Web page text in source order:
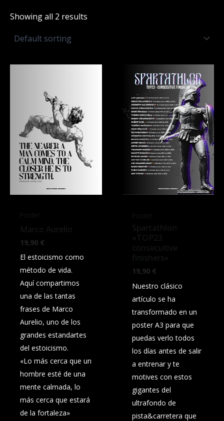
Showing all 2 results
19,90 €
El estoicismo como
método de vida.
Aquí compartimos
una de las tantas
frases de Marco
Aurelio, uno de los
grandes estandartes
del estoicismo.
«Lo más cerca que un
hombre esté de una
mente calmada, lo
más cerca que estará
de la fortaleza»
19,90 €
Nuestro clásico
artículo se ha
transformado en un
poster A3 para que
puedas verlo todos
los días antes de salir
a entrenar y te
motives con estos
gigantes del
ultrafondo de
pista&carretera que